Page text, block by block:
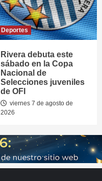
Deportes
Rivera debuta este
sábado en la Copa
Nacional de
Selecciones juveniles
de OFI
viernes 7 de agosto de
2026